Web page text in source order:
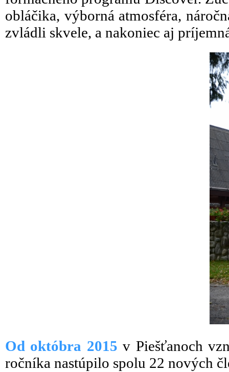
obláčika, výborná atmosféra,
zvládli skvele, a nakoniec aj
Od októbra 2015 v Piešťanoch
ročníka nastúpilo spolu 22 nových